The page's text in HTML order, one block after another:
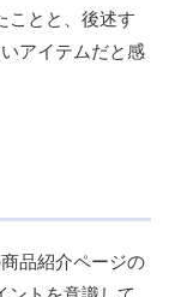
ことと、後述す
アイテムだと感
品紹介ページの